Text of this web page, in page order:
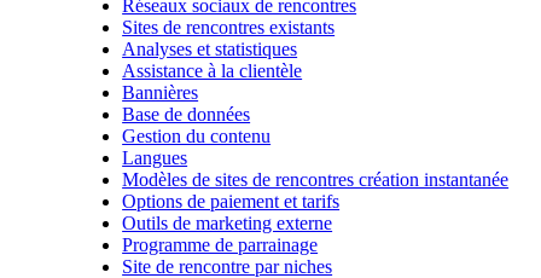
Réseaux sociaux de rencontres
Sites de rencontres existants
Analyses et statistiques
Assistance à la clientèle
Bannières
Base de données
Gestion du contenu
Langues
Modèles de sites de rencontres création instantanée
Options de paiement et tarifs
Outils de marketing externe
Programme de parrainage
Site de rencontre par niches